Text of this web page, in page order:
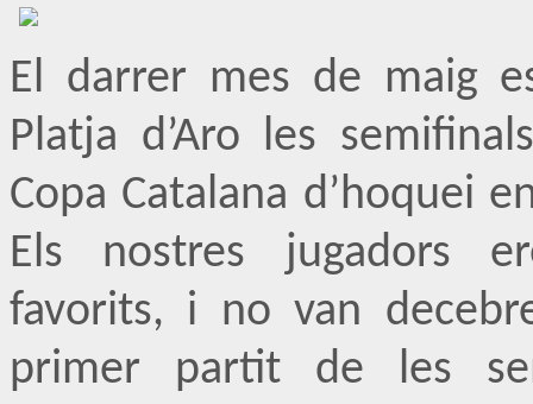
El darrer mes de maig
Platja d’Aro les
Copa Catalana d’hoquei
Els nostres jugadors
favorits, i no van
primer partit de les